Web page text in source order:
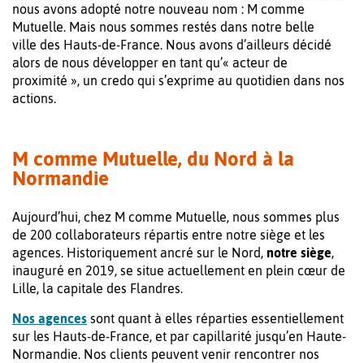
nous avons adopté notre nouveau nom : M comme
Mutuelle. Mais nous sommes restés dans notre belle
ville des Hauts-de-France. Nous avons d’ailleurs décidé
alors de nous développer en tant qu’« acteur de
proximité », un credo qui s’exprime au quotidien dans nos
actions.
M comme Mutuelle, du Nord à la
Normandie
Aujourd’hui, chez M comme Mutuelle, nous sommes plus
de 200 collaborateurs répartis entre notre siège et les
agences. Historiquement ancré sur le Nord, notre siège,
inauguré en 2019, se situe actuellement en plein cœur de
Lille, la capitale des Flandres.
Nos agences sont quant à elles réparties essentiellement
sur les Hauts-de-France, et par capillarité jusqu’en Haute-
Normandie. Nos clients peuvent venir rencontrer nos